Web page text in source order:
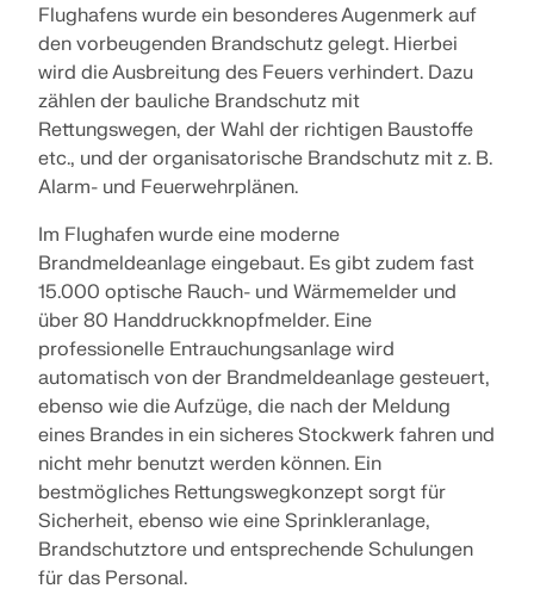
Flughafens wurde ein besonderes Augenmerk auf
den vorbeugenden Brandschutz gelegt. Hierbei
wird die Ausbreitung des Feuers verhindert. Dazu
zählen der bauliche Brandschutz mit
Rettungswegen, der Wahl der richtigen Baustoffe
etc., und der organisatorische Brandschutz mit z. B.
Alarm- und Feuerwehrplänen.
Im Flughafen wurde eine moderne
Brandmeldeanlage eingebaut. Es gibt zudem fast
15.000 optische Rauch- und Wärmemelder und
über 80 Handdruckknopfmelder. Eine
professionelle Entrauchungsanlage wird
automatisch von der Brandmeldeanlage gesteuert,
ebenso wie die Aufzüge, die nach der Meldung
eines Brandes in ein sicheres Stockwerk fahren und
nicht mehr benutzt werden können. Ein
bestmögliches Rettungswegkonzept sorgt für
Sicherheit, ebenso wie eine Sprinkleranlage,
Brandschutztore und entsprechende Schulungen
für das Personal.